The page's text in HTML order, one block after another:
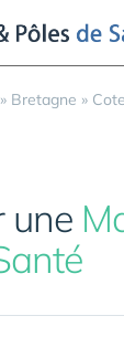
» Bretagne »
une